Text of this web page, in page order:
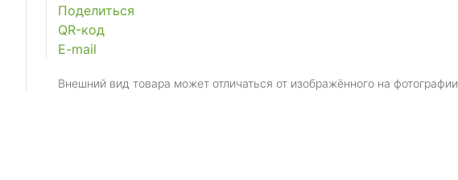
Поделиться
QR-код
E-mail
Внешний вид товара может отличаться от изображённого на фотографии